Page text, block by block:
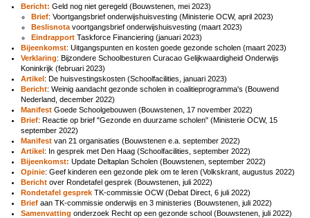
Bericht: Geld nog niet geregeld (Bouwstenen, mei 2023)
Brief: Voortgangsbrief onderwijshuisvesting (Ministerie OCW, april 2023)
Beslisnota voortgangsbrief onderwijshuisvesting (maart 2023)
Eindrapport Taskforce Financiering (januari 2023)
Bijeenkomst: Uitgangspunten en kosten goede gezonde scholen (maart 2023)
Verklaring: Bijzondere Schoolbesturen Curacao Gelijkwaardigheid Onderwijs
Koninkrijk (februari 2023)
Artikel: De huisvestingskosten (Schoolfacilities, januari 2023)
Bericht: Weinig aandacht gezonde scholen in coalitieprogramma's (Bouwend
Nederland, december 2022)
Manifest Goede Schoolgebouwen (Bouwstenen, 17 november 2022)
Brief: Reactie op brief "Gezonde en duurzame scholen" (Ministerie OCW, 15
september 2022)
Manifest van 21 organisaties (Bouwstenen e.a. september 2022)
Artikel: In gesprek met Den Haag (Schoolfacilities, september 2022)
Bijeenkomst: Update Deltaplan Scholen (Bouwstenen, september 2022)
Opinie: Geef kinderen een gezonde plek om te leren (Volkskrant, augustus 2022)
Bericht over Rondetafel gesprek (Bouwstenen, juli 2022)
Rondetafel gesprek TK-commissie OCW (Debat Direct, 6 juli 2022)
Brief aan TK-commissie onderwijs en 3 ministeries (Bouwstenen, juli 2022)
Samenvatting onderzoek Recht op een gezonde school (Bouwstenen, juli 2022)